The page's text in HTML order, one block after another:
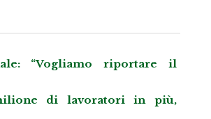
“Vogliamo riportare il
di lavoratori in più,